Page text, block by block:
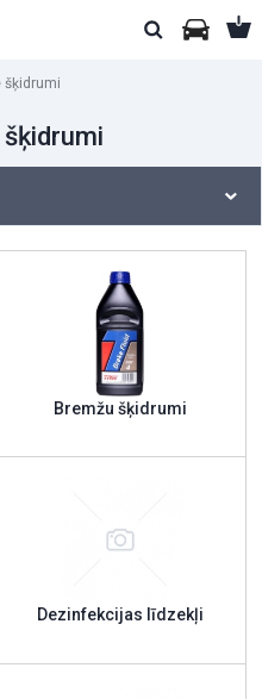
šķidrumi
Bremžu šķidrumi
Dezinfekcijas līdzekļi